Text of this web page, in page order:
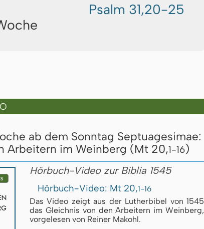
Psalm 31,20-25
ab dem Sonntag Septuagesimae:
Arbeitern im Weinberg (Mt 20,1-16)
Hörbuch-Video zur Biblia 1545
Hörbuch-Video: Mt 20,1-16
Das Video zeigt aus der Luther­bi­bel von 1545
das Gleich­nis von den Ar­bei­tern im Wein­berg,
vor­ge­le­sen von Reiner Makohl.